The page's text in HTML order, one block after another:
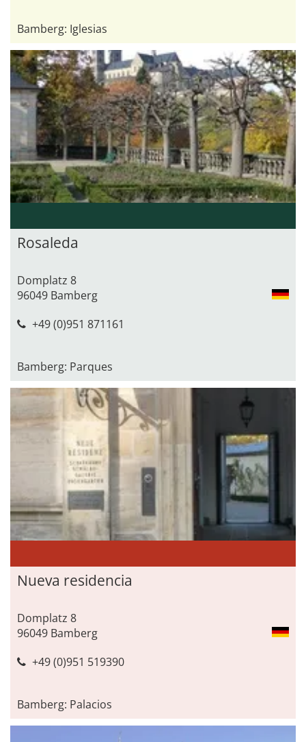
Bamberg: Iglesias
Rosaleda
Domplatz 8
96049 Bamberg
+49 (0)951 871161
Bamberg: Parques
Nueva residencia
Domplatz 8
96049 Bamberg
+49 (0)951 519390
Bamberg: Palacios